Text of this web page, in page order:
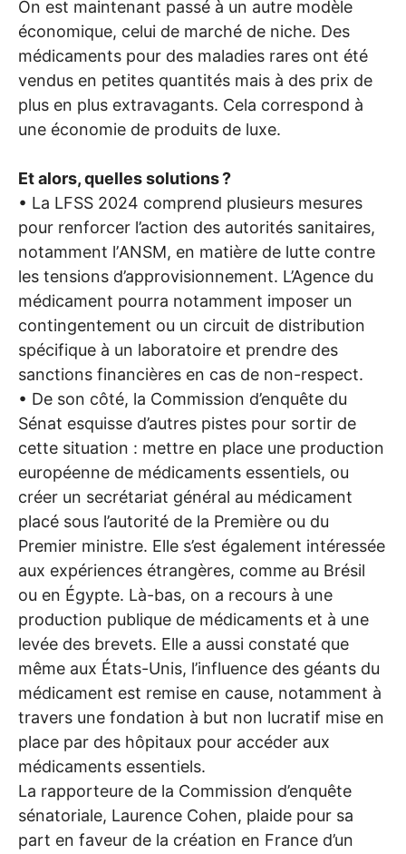
On est maintenant passé à un autre modèle
économique, celui de marché de niche. Des
médicaments pour des maladies rares ont été
vendus en petites quantités mais à des prix de
plus en plus extravagants. Cela correspond à
une économie de produits de luxe.
Et alors, quelles solutions?
• La LFSS 2024 comprend plusieurs mesures
pour renforcer l’action des autorités sanitaires,
notamment l’ANSM, en matière de lutte contre
les tensions d’approvisionnement. L’Agence du
médicament pourra notamment imposer un
contingentement ou un circuit de distribution
spécifique à un laboratoire et prendre des
sanctions financières en cas de non-respect.
• De son côté, la Commission d’enquête du
Sénat esquisse d’autres pistes pour sortir de
cette situation : mettre en place une production
européenne de médicaments essentiels, ou
créer un secrétariat général au médicament
placé sous l’autorité de la Première ou du
Premier ministre. Elle s’est également intéressée
aux expériences étrangères, comme au Brésil
ou en Égypte. Là-bas, on a recours à une
production publique de médicaments et à une
levée des brevets. Elle a aussi constaté que
même aux États-Unis, l’influence des géants du
médicament est remise en cause, notamment à
travers une fondation à but non lucratif mise en
place par des hôpitaux pour accéder aux
médicaments essentiels.
La rapporteure de la Commission d’enquête
sénatoriale, Laurence Cohen, plaide pour sa
part en faveur de la création en France d’un